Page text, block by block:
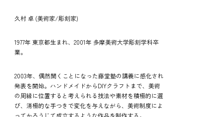
久村 卓 (美術家/彫刻家)
1977年 東京都生まれ、2001年 多摩美術大学彫刻学科卒
業。
2003年、偶然聞くことになった藤堂塾の講義に感化され
発表を開始。ハンドメイドからDIYクラフトまで、美術
の周縁に位置すると考えられる技法や素材を積極的に選
び、消極的な手つきで変化を与えながら、美術制度によ
ってかろうじて成立するような作品を制作する。